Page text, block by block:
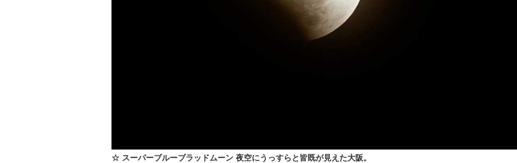
☆ スーパーブルーブラッドムーン 夜空にうっすらと皆既が見えた大阪。